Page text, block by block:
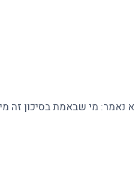
בסיכון זה מי שנשארו לו